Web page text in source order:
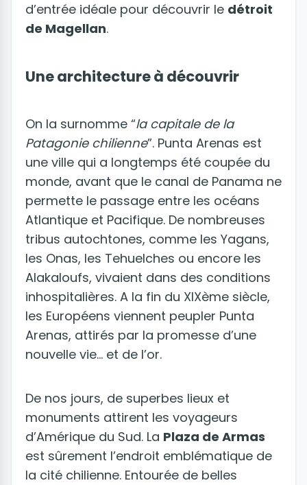
d’entrée idéale pour découvrir le détroit
de Magellan.
Une architecture à découvrir
On la surnomme “la capitale de la
Patagonie chilienne”. Punta Arenas est
une ville qui a longtemps été coupée du
monde, avant que le canal de Panama ne
permette le passage entre les océans
Atlantique et Pacifique. De nombreuses
tribus autochtones, comme les Yagans,
les Onas, les Tehuelches ou encore les
Alakaloufs, vivaient dans des conditions
inhospitalières. A la fin du XIXème siècle,
les Européens viennent peupler Punta
Arenas, attirés par la promesse d’une
nouvelle vie… et de l’or.
De nos jours, de superbes lieux et
monuments attirent les voyageurs
d’Amérique du Sud. La Plaza de Armas
est sûrement l’endroit emblématique de
la cité chilienne. Entourée de belles